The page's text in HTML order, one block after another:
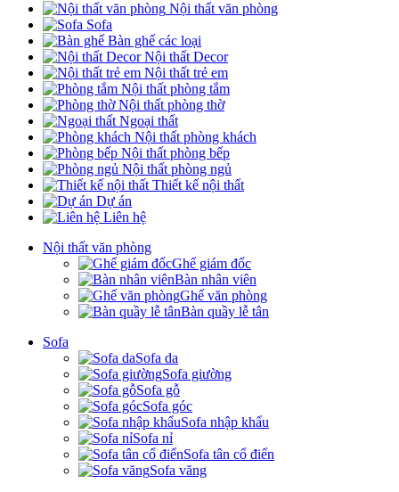
Nội thất văn phòng
Sofa
Bàn ghế các loại
Nội thất Decor
Nội thất trẻ em
Nội thất phòng tắm
Nội thất phòng thờ
Ngoại thất
Nội thất phòng khách
Nội thất phòng bếp
Nội thất phòng ngủ
Thiết kế nội thất
Dự án
Liên hệ
Nội thất văn phòng
Ghế giám đốc
Bàn nhân viên
Ghế văn phòng
Bàn quầy lễ tân
Sofa
Sofa da
Sofa giường
Sofa gỗ
Sofa góc
Sofa nhập khẩu
Sofa nỉ
Sofa tân cổ điển
Sofa văng